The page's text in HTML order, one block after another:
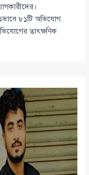
৮১টি অভিযোগ
তাৎক্ষণিক